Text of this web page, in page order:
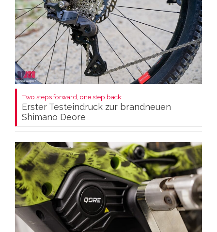
Two steps forward, one step back:
Erster Testeindruck zur brandneuen
Shimano Deore